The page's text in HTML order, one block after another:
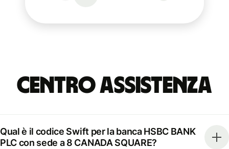
Centro Assistenza
Qual è il codice Swift per la banca HSBC BANK
PLC con sede a 8 CANADA SQUARE?